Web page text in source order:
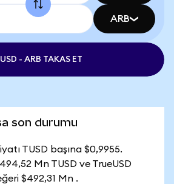
ARB
- ARB TAKAS ET
son durumu
TUSD başına $0,9955.
Mn TUSD ve TrueUSD
$492,31 Mn .